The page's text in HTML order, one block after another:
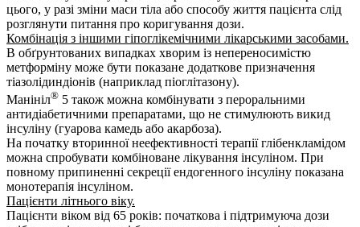
цього, у разі зміни маси тіла або способу життя пацієнта слід
розглянути питання про коригування дози.
Комбінація з іншими гіпоглікемічними лікарськими засобами.
В обґрунтованих випадках хворим із непереносимістю
метформіну може бути показане додаткове призначення
тіазолідиндіонів (наприклад піоглітазону).
Манініл® 5 також можна комбінувати з пероральними
антидіабетичними препаратами, що не стимулюють викид
інсуліну (гуарова камедь або акарбоза).
На початку вторинної неефективності терапії глібенкламідом
можна спробувати комбіноване лікування інсуліном. При
повному припиненні секреції ендогенного інсуліну показана
монотерапія інсуліном.
Пацієнти літнього віку.
Пацієнти віком від 65 років: початкова і підтримуюча дози